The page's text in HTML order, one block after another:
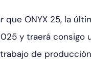
que ONYX 25, la
y traerá
de